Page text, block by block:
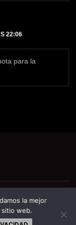
22:06
para la
la mejor
web.